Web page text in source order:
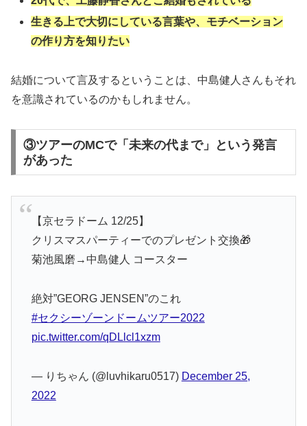
生きる上で大切にしている言葉や、モチベーション
の作り方を知りたい
結婚について言及するということは、中島健人さんもそれ
を意識されているのかもしれません。
③ツアーのMCで「未来の代まで」という発言
があった
【京セラドーム 12/25】
クリスマスパーティーでのプレゼント交換🎁
菊池風磨→中島健人 コースター
絶対”GEORG JENSEN”のこれ
#セクシーゾーンドームツアー2022
pic.twitter.com/qDLlcl1xzm
— りちゃん (@luvhikaru0517) December 25,
2022